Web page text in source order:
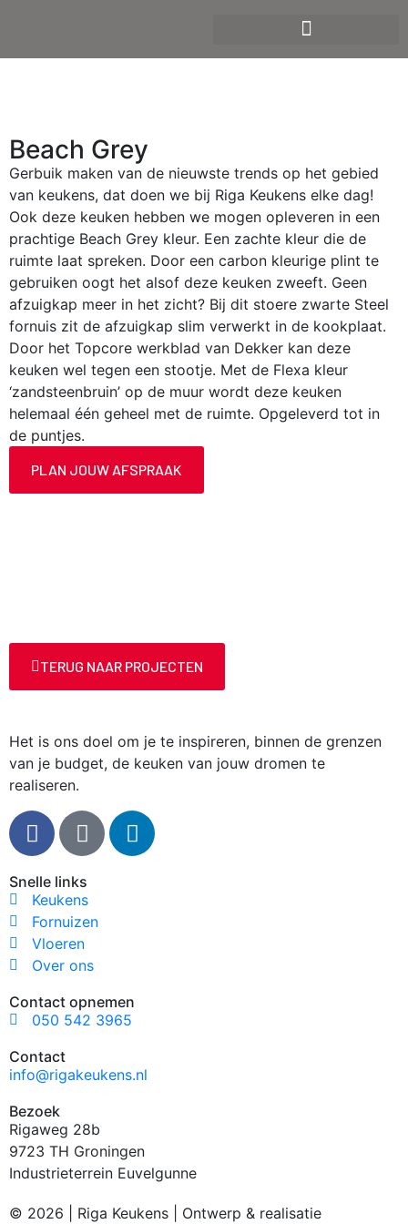
Beach Grey
Gerbuik maken van de nieuwste trends op het gebied
van keukens, dat doen we bij Riga Keukens elke dag!
Ook deze keuken hebben we mogen opleveren in een
prachtige Beach Grey kleur. Een zachte kleur die de
ruimte laat spreken. Door een carbon kleurige plint te
gebruiken oogt het alsof deze keuken zweeft. Geen
afzuigkap meer in het zicht? Bij dit stoere zwarte Steel
fornuis zit de afzuigkap slim verwerkt in de kookplaat.
Door het Topcore werkblad van Dekker kan deze
keuken wel tegen een stootje. Met de Flexa kleur
‘zandsteenbruin’ op de muur wordt deze keuken
helemaal één geheel met de ruimte. Opgeleverd tot in
de puntjes.
PLAN JOUW AFSPRAAK
TERUG NAAR PROJECTEN
Het is ons doel om je te inspireren, binnen de grenzen
van je budget, de keuken van jouw dromen te
realiseren.
Snelle links
Keukens
Fornuizen
Vloeren
Over ons
Contact opnemen
050 542 3965
Contact
info@rigakeukens.nl
Bezoek
Rigaweg 28b
9723 TH Groningen
Industrieterrein Euvelgunne
© 2026 | Riga Keukens | Ontwerp & realisatie